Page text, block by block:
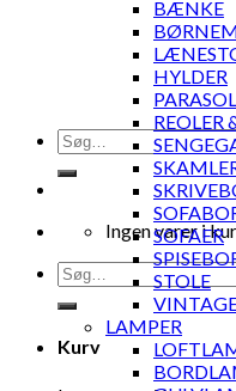
Søg
efter:
Ingen varer i
Søg
efter:
Kurv
BÆNKE
HYLDER
PARASOL
REOLER
SOFAER
STOLE
LAMPER